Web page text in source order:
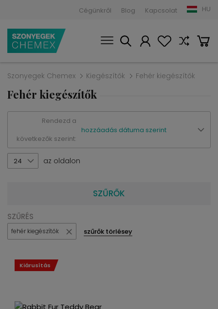
Cégünkről Blog Kapcsolat HU
Szonyegek Chemex Kiegészítők Fehér kiegészítők
Fehér kiegészítők
Rendezd a
következők szerint:
hozzáadás dátuma szerint
24 az oldalon
SZŰRŐK
SZŰRÉS
fehér kiegészítők szűrők törlésey
Kiárusítás